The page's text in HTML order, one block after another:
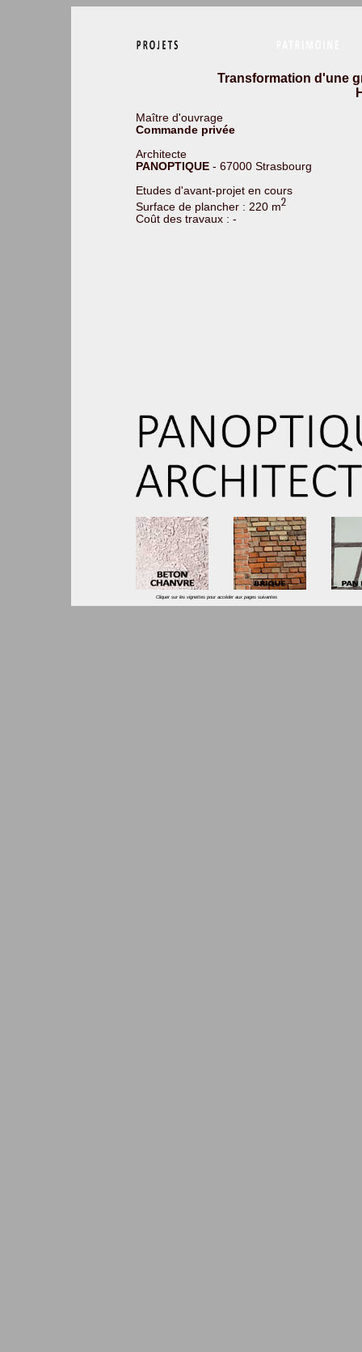
Transformation d'une
Maître d'ouvrage
Commande privée
Architecte
PANOPTIQUE - 67000 Strasbourg
Etudes d'avant-projet en cours
Surface de plancher : 220 m2
Coût des travaux : -
Cliquer sur les vignettes pour accéder aux pages suivantes